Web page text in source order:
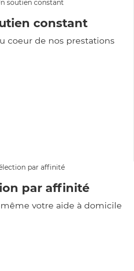
constant
coeur de nos prestations
par affinité
votre aide à domicile